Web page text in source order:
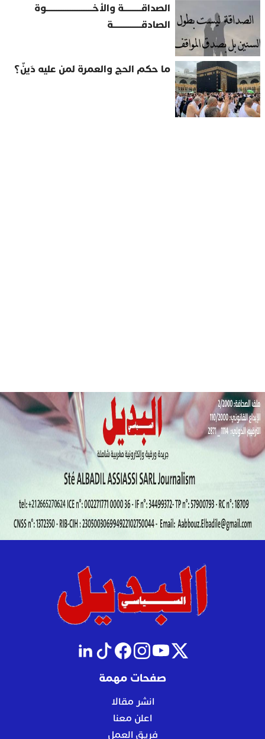
الصداقــــــــــة والأخــــــــــــــــــــــــــوة
الصادقــــــــــــــــة
ما حكم الحج والعمرة لمن عليه دَينٌ؟
صفحات مهمة
انشر مقالا
اعلن معنا
فريق العمل